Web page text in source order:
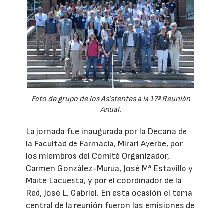
Foto de grupo de los Asistentes a la 17ª Reunión
Anual.
La jornada fue inaugurada por la Decana de
la Facultad de Farmacia, Mirari Ayerbe, por
los miembros del Comité Organizador,
Carmen González-Murua, José Mª Estavillo y
Maite Lacuesta, y por el coordinador de la
Red, José L. Gabriel. En esta ocasión el tema
central de la reunión fueron las emisiones de